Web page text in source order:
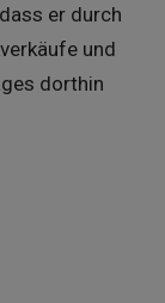
er durch
und
dorthin